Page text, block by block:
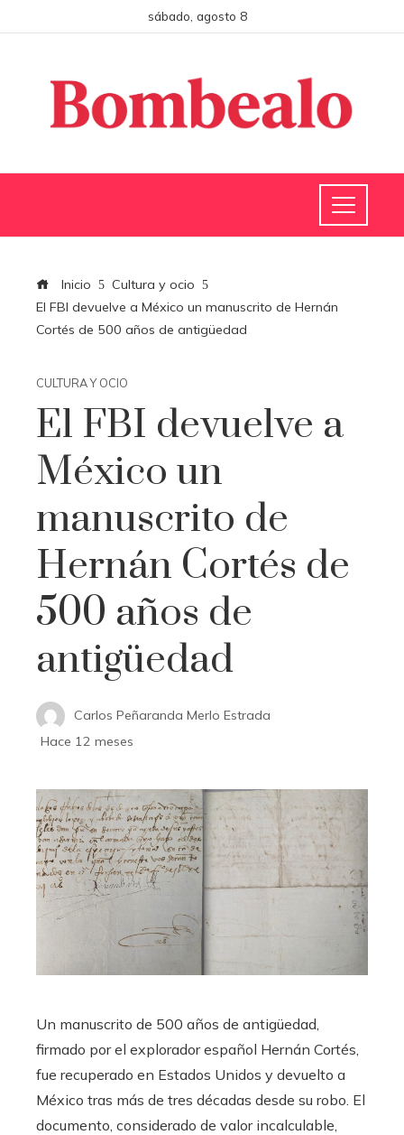
sábado, agosto 8
Inicio
Cultura y ocio
El FBI devuelve a México un manuscrito de Hernán
Cortés de 500 años de antigüedad
CULTURA Y OCIO
El FBI devuelve a
México un
manuscrito de
Hernán Cortés de
500 años de
antigüedad
Carlos Peñaranda Merlo Estrada
Hace 12 meses
Un manuscrito de 500 años de antigüedad,
firmado por el explorador español Hernán Cortés,
fue recuperado en Estados Unidos y devuelto a
México tras más de tres décadas desde su robo. El
documento, considerado de valor incalculable,